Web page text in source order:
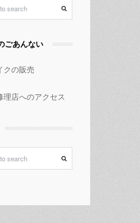
あんない
クの販売
理店へのアクセス